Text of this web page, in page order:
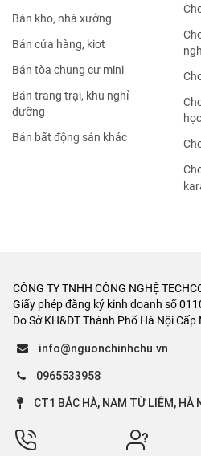
Bán kho, nhà xưởng
Bán cửa hàng, kiot
Bán tòa chung cư mini
Bán trang trại, khu nghỉ
dưỡng
Bán bất động sản khác
học
CÔNG TY TNHH CÔNG NGHỆ
Giấy phép đăng ký kinh doanh số
Do Sở KH&ĐT Thành Phố Hà Nội
info@nguonchinhchu.vn
0965533958
CT1 BẮC HÀ, NAM TỪ LIÊM, HÀ